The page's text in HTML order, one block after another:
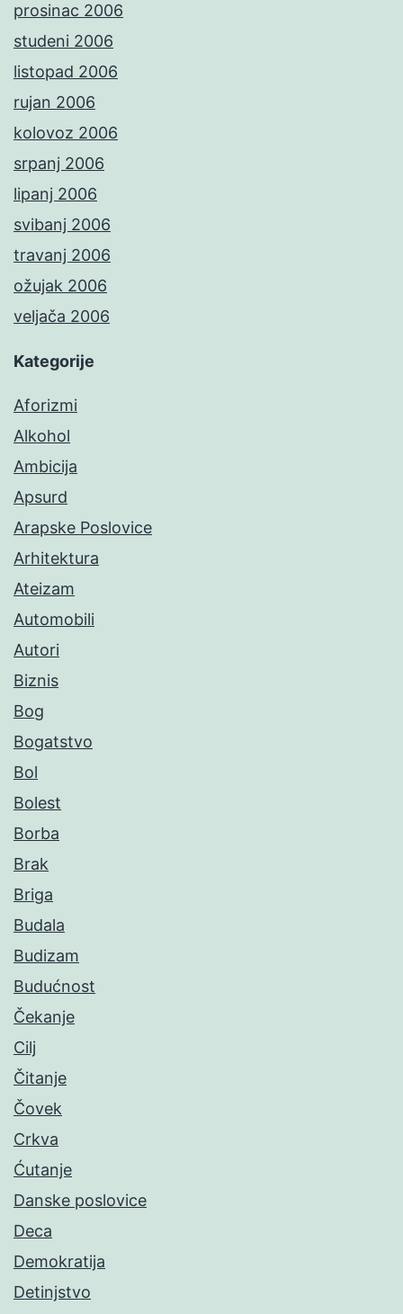
prosinac 2006
studeni 2006
listopad 2006
rujan 2006
kolovoz 2006
srpanj 2006
lipanj 2006
svibanj 2006
travanj 2006
ožujak 2006
veljača 2006
Kategorije
Aforizmi
Alkohol
Ambicija
Apsurd
Arapske Poslovice
Arhitektura
Ateizam
Automobili
Autori
Biznis
Bog
Bogatstvo
Bol
Bolest
Borba
Brak
Briga
Budala
Budizam
Budućnost
Čekanje
Cilj
Čitanje
Čovek
Crkva
Ćutanje
Danske poslovice
Deca
Demokratija
Detinjstvo